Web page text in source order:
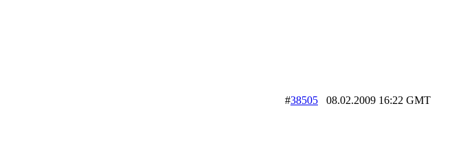
#38505 08.02.2009 16:22 GMT